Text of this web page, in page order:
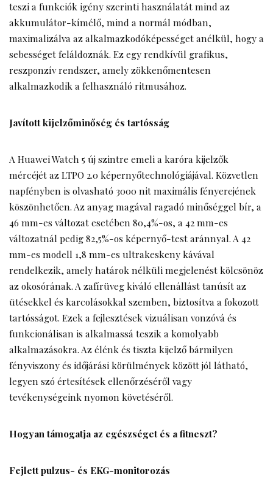
teszi a funkciók igény szerinti használatát mind az
akkumulátor-kímélő, mind a normál módban,
maximalizálva az alkalmazkodóképességet anélkül, hogy a
sebességet feláldoznák. Ez egy rendkívül grafikus,
reszponzív rendszer, amely zökkenőmentesen
alkalmazkodik a felhasználó ritmusához.
Javított kijelzőminőség és tartósság
A Huawei Watch 5 új szintre emeli a karóra kijelzők
mércéjét az LTPO 2.0 képernyőtechnológiájával. Közvetlen
napfényben is olvasható 3000 nit maximális fényerejének
köszönhetően. Az anyag magával ragadó minőséggel bír, a
46 mm-es változat esetében 80,4%-os, a 42 mm-es
változatnál pedig 82,5%-os képernyő-test aránnyal. A 42
mm-es modell 1,8 mm-es ultrakeskeny kávával
rendelkezik, amely határok nélküli megjelenést kölcsönöz
az okosórának. A zafírüveg kiváló ellenállást tanúsít az
ütésekkel és karcolásokkal szemben, biztosítva a fokozott
tartósságot. Ezek a fejlesztések vizuálisan vonzóvá és
funkcionálisan is alkalmassá teszik a komolyabb
alkalmazásokra. Az élénk és tiszta kijelző bármilyen
fényviszony és időjárási körülmények között jól látható,
legyen szó értesítések ellenőrzéséről vagy
tevékenységeink nyomon követéséről.
Hogyan támogatja az egészséget és a fitneszt?
Fejlett pulzus- és EKG-monitorozás